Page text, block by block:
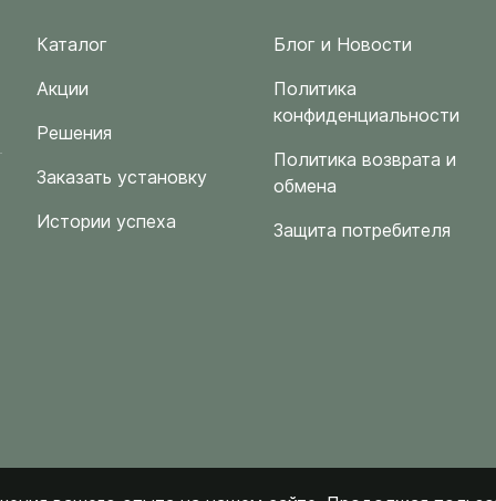
Каталог
Акции
Решения
Заказать установку
Истории успеха
Блог и Новости
Политика
конфиденциальности
Политика возврата и
обмена
Защита потребителя